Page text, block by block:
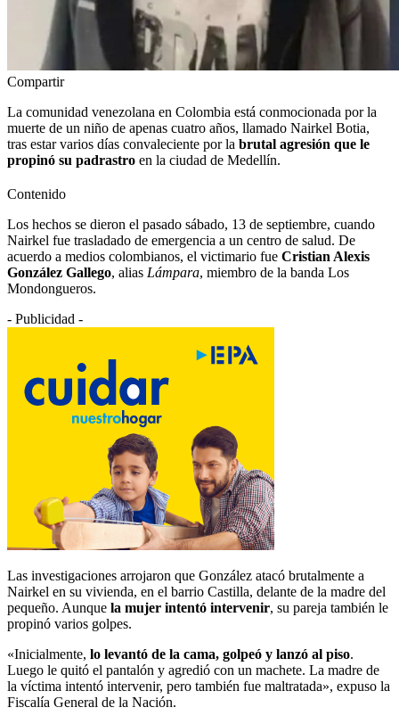
Compartir
La comunidad venezolana en Colombia está conmocionada por la
muerte de un niño de apenas cuatro años, llamado Nairkel Botia,
tras estar varios días convaleciente por la brutal agresión que le
propinó su padrastro en la ciudad de Medellín.
Contenido
Los hechos se dieron el pasado sábado, 13 de septiembre, cuando
Nairkel fue trasladado de emergencia a un centro de salud. De
acuerdo a medios colombianos, el victimario fue Cristian Alexis
González Gallego, alias Lámpara, miembro de la banda Los
Mondongueros.
- Publicidad -
Las investigaciones arrojaron que González atacó brutalmente a
Nairkel en su vivienda, en el barrio Castilla, delante de la madre del
pequeño. Aunque la mujer intentó intervenir, su pareja también le
propinó varios golpes.
«Inicialmente, lo levantó de la cama, golpeó y lanzó al piso.
Luego le quitó el pantalón y agredió con un machete. La madre de
la víctima intentó intervenir, pero también fue maltratada», expuso la
Fiscalía General de la Nación.